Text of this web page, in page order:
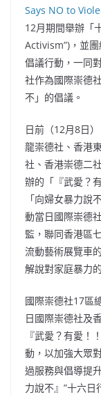
Says NO to
12月期間舉辦「
Activism”)，並
倡議行動，一同
社作為國際崇德
不」的倡議。
日前（12月8日
龍崇德社、香港
社、香港崇德二
辦的「『武愛？
「向婦女暴力說
動當日國際崇德
監，聯同香港區
流動藝術展覽車
解說對家庭暴力
國際崇德社17區
日國際崇德社及
『武愛？有愛！
動，以加強大眾
過服務與倡導提
力說不』”十六